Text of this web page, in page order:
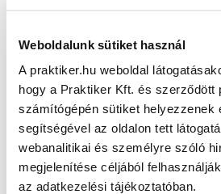
Weboldalunk sütiket használ
A praktiker.hu weboldal
hogy a Praktiker Kft. és szerződött
számítógépén sütiket helyezzenek
segítségével az oldalon tett
webanalitikai és személyre szóló
megjelenítése céljából
az adatkezelési tájékoztatóban.
Oldal